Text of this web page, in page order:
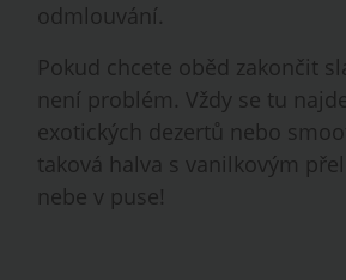
odmlouvání.
Pokud chcete oběd zakončit
není problém. Vždy se tu
exotických dezertů nebo
taková halva s vanilkovým
nebe v puse!